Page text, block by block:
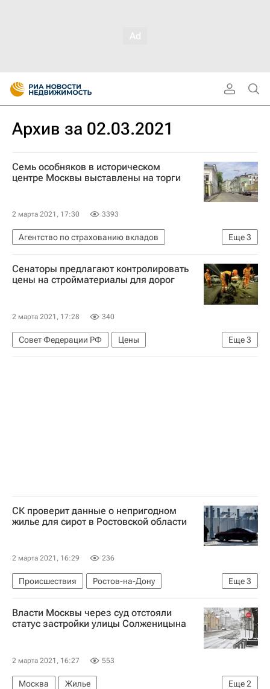
Архив за 02.03.2021
Семь особняков в историческом
центре Москвы выставлены на торги
2 марта 2021, 17:30 3393
Еще3
Агентство по страхованию вкладов
Коммерческая недвижимость
Москва
Особняки
Сенаторы предлагают контролировать
цены на стройматериалы для дорог
2 марта 2021, 17:28 340
Еще3
Совет Федерации РФ
Цены
Стройматериалы
Дороги
СК проверит данные о непригодном
жилье для сирот в Ростовской области
2 марта 2021, 16:29 236
Еще3
Происшествия
Ростов-на-Дону
Ростовская область
Целинский район
Жилье
Власти Москвы через суд отстояли
статус застройки улицы Солженицына
2 марта 2021, 16:27 553
Еще2
Москва
Жилье